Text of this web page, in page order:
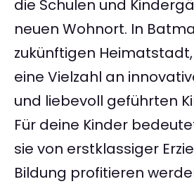
die Schulen und
neuen Wohnort. In
zukünftigen
eine Vielzahl an
und liebevoll geführten
Für deine Kinder
sie von erstklassiger
Bildung profitieren